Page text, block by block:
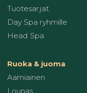
Tuotesarjat
Day Spa ryhmille
Head Spa
Ruoka & juoma
Aamiainen
Lounas